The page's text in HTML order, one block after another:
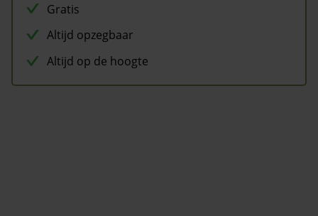
Gratis
Altijd opzegbaar
Altijd op de hoogte